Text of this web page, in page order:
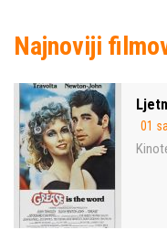
Najnoviji
01